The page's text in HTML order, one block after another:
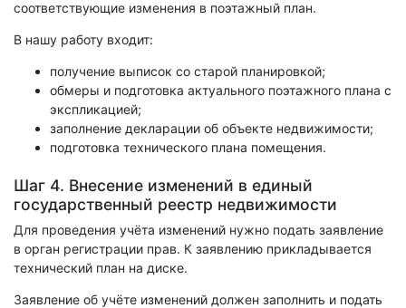
соответствующие изменения в поэтажный план.
В нашу работу входит:
получение выписок со старой планировкой;
обмеры и подготовка актуального поэтажного плана с
экспликацией;
заполнение декларации об объекте недвижимости;
подготовка технического плана помещения.
Шаг 4. Внесение изменений в единый
государственный реестр недвижимости
Для проведения учёта изменений нужно подать заявление
в орган регистрации прав. К заявлению прикладывается
технический план на диске.
Заявление об учёте изменений должен заполнить и подать